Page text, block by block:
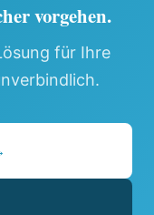
vorgehen.
für Ihre